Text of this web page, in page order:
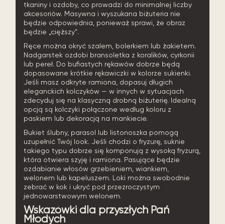
tkaniny i ozdoby, co prowadzi do minimalnej liczby
akcesoriów. Masywna i wyszukana biżuteria nie
będzie odpowiednia, ponieważ sprawi, że obraz
będzie „cięższy”.
Ręce można okryć szalem, bolerkiem lub żakietem.
Nadgarstek ozdobi bransoletka z koralików, cyrkonii
lub pereł. Do bufiastych rękawów dobrze będą
dopasowane krótkie rękawiczki w kolorze sukienki.
Jeśli masz odkryte ramiona, dopasuj długich
eleganckich kolczyków — w innych w sytuacjach
zdecyduj się na klasyczną drobną biżuterię. Idealną
opcją są kolczyki połączone według koloru z
paskiem lub dekoracją na mankiecie.
Bukiet ślubny, parasol lub listonoszka pomogą
uzupełnić Twój look. Jeśli chodzi o fryzurę, suknie
takiego typu dobrze się komponują z wysoką fryzurą,
która otwiera szyję i ramiona. Pasujące będzie
ozdabianie włosów grzebieniem, wiankiem,
welonem lub kapeluszem. Loki można swobodnie
zebrać w kok i ukryć pod przezroczystym
jednowarstwowym welonem.
Wskazówki dla przyszłych Pań
Młodych